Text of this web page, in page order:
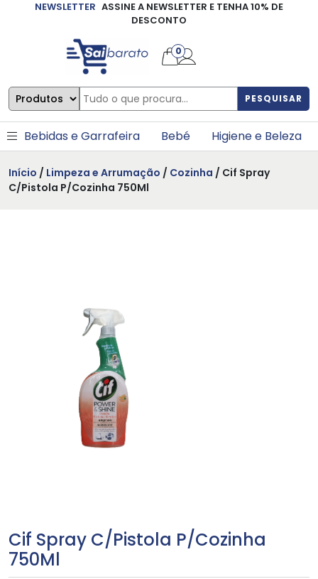
NEWSLETTER ASSINE A NEWSLETTER E TENHA 10% DE
DESCONTO
PESQUISAR
0
Bebidas e Garrafeira Bebé Higiene e Beleza
Início / Limpeza e Arrumação / Cozinha / Cif Spray
C/Pistola P/Cozinha 750Ml
Cif Spray C/Pistola P/Cozinha
750Ml